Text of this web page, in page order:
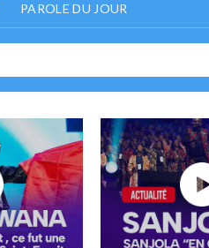
PAROLE DU JOUR